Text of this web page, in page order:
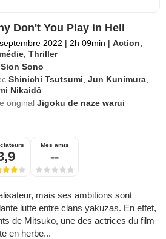
Don't You Play in Hell
2022 | 2h 09min | Action
,Thriller
Sion Sono
Shinichi Tsutsumi ,Jun Kunimura
Nikaidô
originalJigoku de naze warui
Mes amis
--
mais ses ambitions sont
lutte entre clans yakuzas. En effet,
de Mitsuko, une des actrices du film
en herbe...